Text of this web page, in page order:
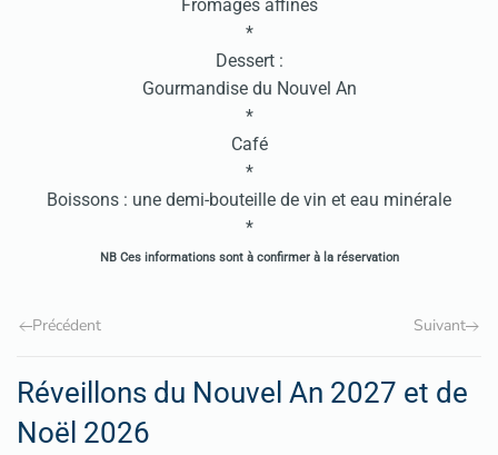
Fromages affinés
*
Dessert :
Gourmandise du Nouvel An
*
Café
*
Boissons : une demi-bouteille de vin et eau minérale
*
NB Ces informations sont à confirmer à la réservation
Précédent Suivant
Réveillons du Nouvel An 2027 et de
Noël 2026